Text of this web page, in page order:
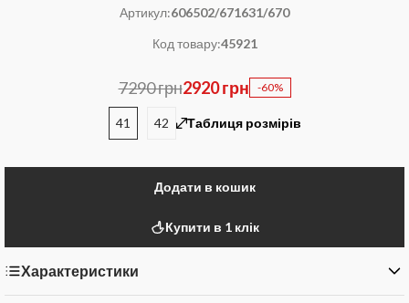
Артикул:606502/671631/670
Код товару:45921
7290 грн2920 грн -60%
41 42 Таблиця розмірів
Додати в кошик
Купити в 1 клік
Характеристики